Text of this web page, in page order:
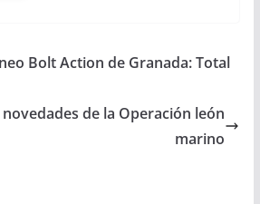
Bolt Action de Granada: Total
de la Operación león
marino